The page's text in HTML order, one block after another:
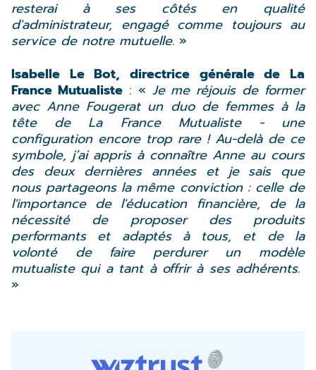
resterai à ses côtés en qualité
d'administrateur, engagé comme toujours au
service de notre mutuelle. »
Isabelle Le Bot, directrice générale de La
France Mutualiste: « Je me réjouis de former
avec Anne Fougerat un duo de femmes à la
tête de La France Mutualiste - une
configuration encore trop rare ! Au-delà de ce
symbole, j’ai appris à connaître Anne au cours
des deux dernières années et je sais que
nous partageons la même conviction : celle de
l'importance de l'éducation financière, de la
nécessité de proposer des produits
performants et adaptés à tous, et de la
volonté de faire perdurer un modèle
mutualiste qui a tant à offrir à ses adhérents.
»